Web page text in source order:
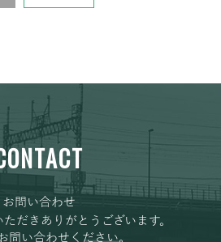
お問い合わせ
だきありがとうございます。
問い合わせください。